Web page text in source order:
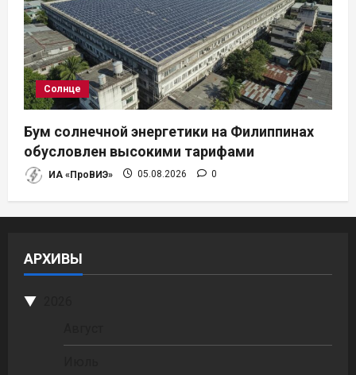
Солнце
Бум солнечной энергетики на Филиппинах
обусловлен высокими тарифами
ИА «ПроВИЭ» 05.08.2026 0
АРХИВЫ